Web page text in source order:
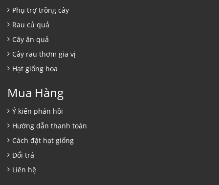
Phụ trợ trồng cây
Rau củ quả
Cây ăn quả
Cây rau thơm gia vị
Hạt giống hoa
Mua Hàng
Ý kiến phản hồi
Hướng dẫn thanh toán
Cách đặt hạt giống
Đổi trả
Liên hệ